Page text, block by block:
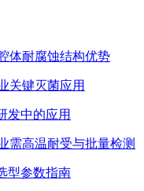
体耐腐蚀结构优势
关键灭菌应用
发中的应用
需高温耐受与批量检测
型参数指南